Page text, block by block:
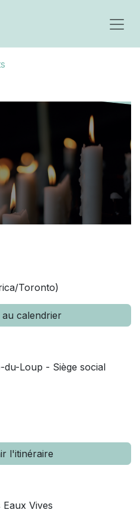
Toronto)
calendrier
du-Loup - Siège social
l'itinéraire
Vives